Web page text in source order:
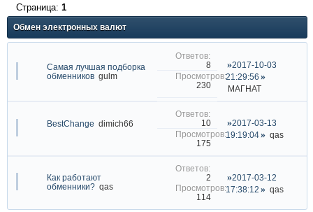
Обмен электронных валют
Страница: 1
Самая лучшая подборка
обменников gulm
8
230
2017-10-03
21:29:56
МАГНАТ
BestChange dimich66 10
175
2017-03-13
19:19:04
qas
Как работают
обменники? qas
2
114
2017-03-12
17:38:12
qas